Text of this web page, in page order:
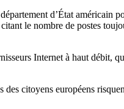
d’État américain
le nombre de postes
Internet à haut débit,
citoyens européens